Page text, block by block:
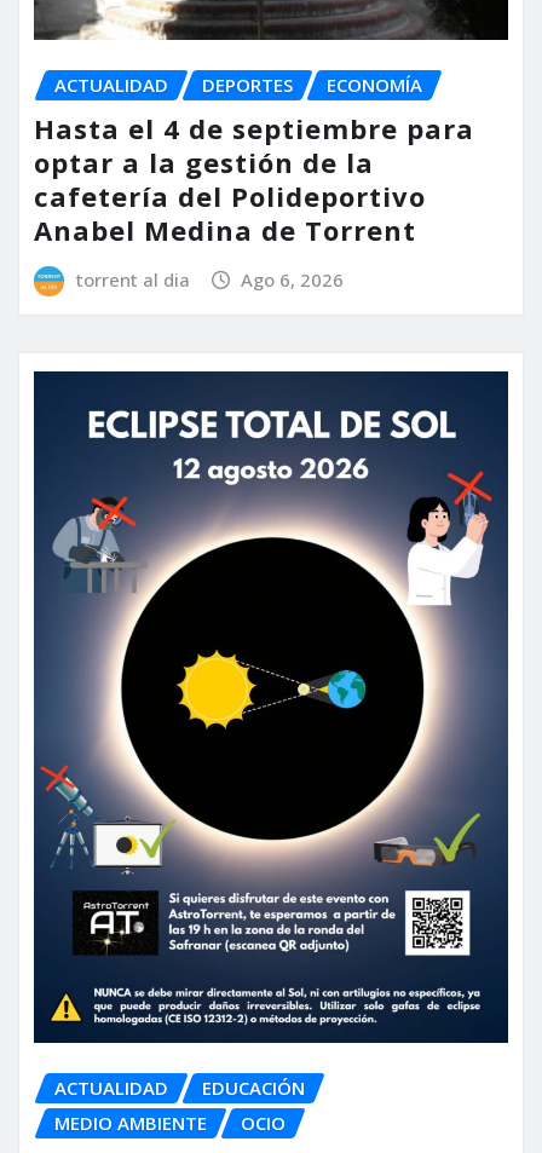
ACTUALIDAD DEPORTES ECONOMÍA
Hasta el 4 de septiembre para
optar a la gestión de la
cafetería del Polideportivo
Anabel Medina de Torrent
torrent al dia Ago 6, 2026
ACTUALIDAD
EDUCACIÓN
MEDIO AMBIENTE
OCIO